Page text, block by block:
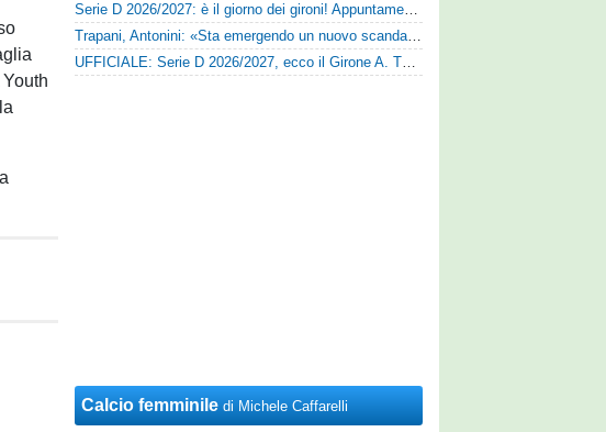
Serie D 2026/2027: è il giorno dei gironi! Appuntamento fissato
Trapani, Antonini: «Sta emergendo un nuovo scandalo»
UFFICIALE: Serie D 2026/2027, ecco il Girone A. Tutte le squadre
Calcio femminile di Michele Caffarelli